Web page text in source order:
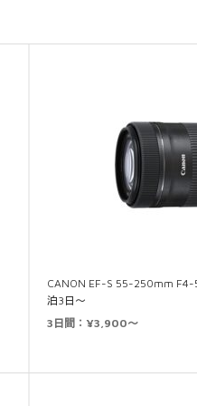
CANON EF-S 55-250mm F4-
泊3日～
3日間：¥3,900～